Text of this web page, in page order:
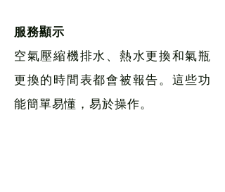
服務顯示
空氣壓縮機排水、熱水更換和氣瓶
更換的時間表都會被報告。這些功
能簡單易懂，易於操作。